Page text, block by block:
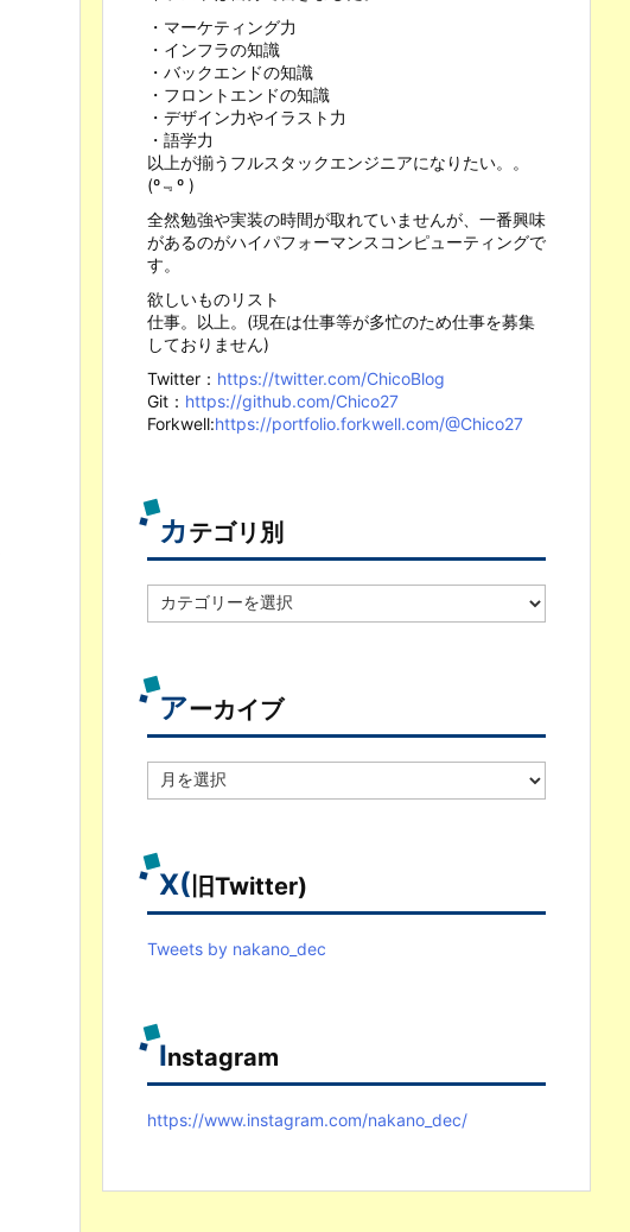
・マーケティング力
・インフラの知識
・バックエンドの知識
・フロントエンドの知識
・デザイン力やイラスト力
・語学力
以上が揃うフルスタックエンジニアになりたい。。
(º﹃º )
全然勉強や実装の時間が取れていませんが、一番興味
があるのがハイパフォーマンスコンピューティングで
す。
欲しいものリスト
仕事。以上。(現在は仕事等が多忙のため仕事を募集
しておりません)
Twitter： https://twitter.com/ChicoBlog
Git： https://github.com/Chico27
Forkwell:https://portfolio.forkwell.com/@Chico27
カテゴリ別
テ
別
アーカイブ
ー
ブ
X( 旧Twitter)
Tweets by nakano_dec
Instagram
https://www.instagram.com/nakano_dec/